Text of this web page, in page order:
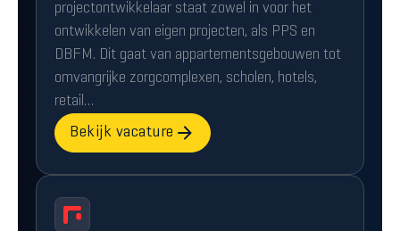
projectontwikkelaar staat zowel in voor het
ontwikkelen van eigen projecten, als PPS en
DBFM. Dit gaat van appartementsgebouwen tot
omvangrijke zorgcomplexen, scholen, hotels,
retail…
Bekijk vacature